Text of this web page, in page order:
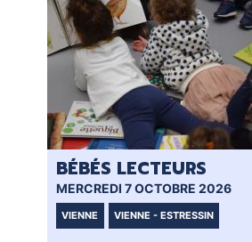
BÉBÉS LECTEURS
MERCREDI 7 OCTOBRE 2026
VIENNE VIENNE - ESTRESSIN